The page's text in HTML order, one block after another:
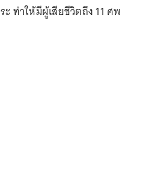
ระ ทำให้มีผู้เสียชีวิตถึง 11 ศพ